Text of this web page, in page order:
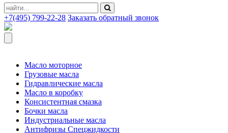
+7(495) 799-22-28 Заказать обратный звонок
Масло моторное
Грузовые масла
Гидравлические масла
Масло в коробку
Консистентная смазка
Бочки масла
Индустриальные масла
Антифризы Спецжидкости